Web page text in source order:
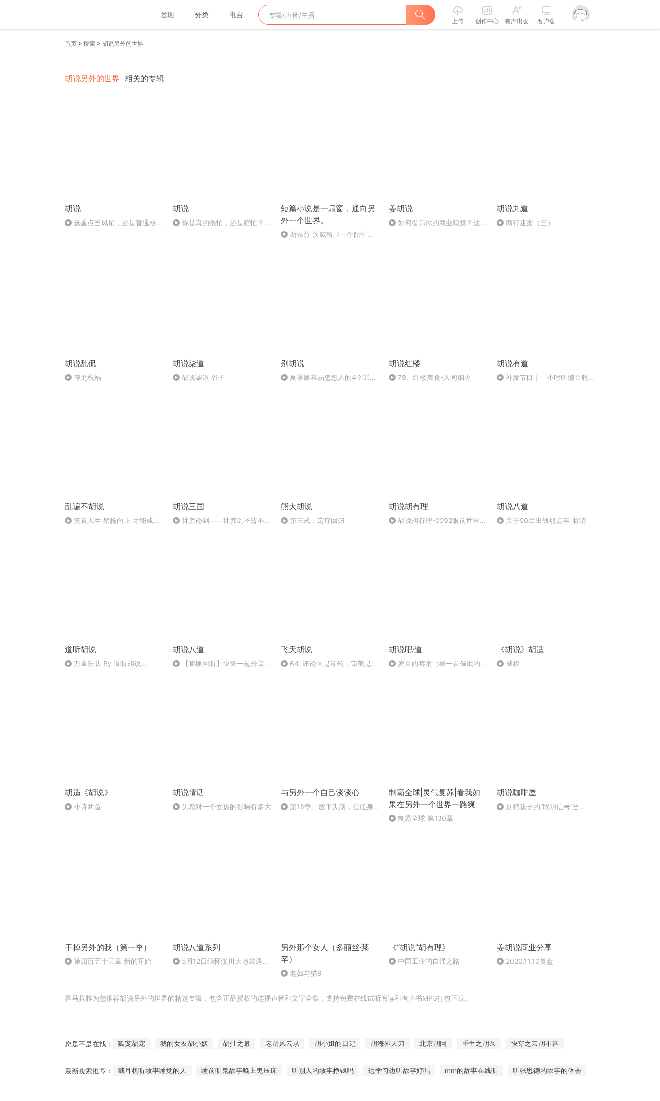
发现 分类 电台
上传 创作中心 有声出版 客户端
首页 > 搜索 > 胡说另外的世界
胡说另外的世界 相关的专辑
胡说
选重点当凤尾，还是普通校当
胡说
你是真的很忙，还是瞎忙？把
短篇小说是一扇窗，通向另
外一个世界。
斯蒂芬 茨威格《一个陌生女
姜胡说
如何提高你的商业嗅觉？这里
胡说九道
商行迷案（三）
胡说乱侃
停更祝福
胡说柒道
胡说柒道 谷子
别胡说
夏季最容易忽悠人的4个谣
胡说红楼
79、红楼美食-人间烟火
胡说有道
补发节目｜一小时听懂金瓶梅
乱谝不胡说
笑看人生 昂扬向上 才能成为
胡说三国
甘蔗论剑——甘蔗剑圣曹丕真
熊大胡说
第三式：定序回归
胡说胡有理
胡说胡有理-0092眼前世界文
胡说八道
关于90后出轨那点事_标清
道听胡说
万重乐队 By 道听胡说
胡说八道
【直播回听】快来一起分享快
飞天胡说
64. 评论区是毒药，审美是时
胡说吧·道
岁月的答案（插一首催眠的
《胡说》胡适
威权
胡适《胡说》
小诗两首
胡说情话
失恋对一个女孩的影响有多大
与另外一个自己谈谈心
第18章、放下头脑，信任身
制霸全球|灵气复苏|看我如
果在另外一个世界一路爽
制霸全球 第130章
胡说咖啡屋
别把孩子的“聪明信号”当
干掉另外的我（第一季）
第四百五十三章 新的开始
胡说八道系列
5月12日缅怀汶川大地震遇难
另外那个女人（多丽丝·莱
辛）
老妇与猫9
《“胡说”胡有理》
中国工业的自强之路
姜胡说商业分享
2020.11.10复盘
喜马拉雅为您推荐胡说另外的世界的精选专辑，包含正品授权的连播声音和文字全集，支持免费在线试听阅读和有声书MP3打包下载。
您是不是在找： 狐宠胡宠 我的女友胡小妖 胡扯之最 老胡风云录 胡小姐的日记 胡海界天刀 北京胡同 重生之胡久 快穿之云胡不喜
最新搜索推荐： 戴耳机听故事睡觉的人 睡前听鬼故事晚上鬼压床 听别人的故事挣钱吗 边学习边听故事好吗 mm的故事在线听 听张思德的故事的体会